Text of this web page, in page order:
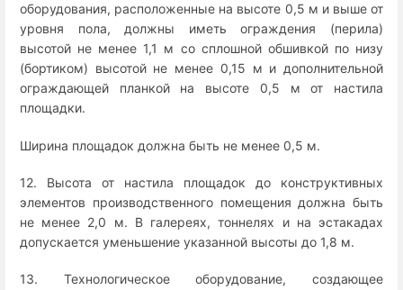
оборудования, расположенные на высоте 0,5 м и выше от
уровня пола, должны иметь ограждения (перила)
высотой не менее 1,1 м со сплошной обшивкой по низу
(бортиком) высотой не менее 0,15 м и дополнительной
ограждающей планкой на высоте 0,5 м от настила
площадки.
Ширина площадок должна быть не менее 0,5 м.
12. Высота от настила площадок до конструктивных
элементов производственного помещения должна быть
не менее 2,0 м. В галереях, тоннелях и на эстакадах
допускается уменьшение указанной высоты до 1,8 м.
13. Технологическое оборудование, создающее